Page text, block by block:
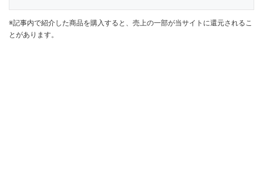
※記事内で紹介した商品を購入すると、売上の一部が当サイトに還元されるこ
とがあります。